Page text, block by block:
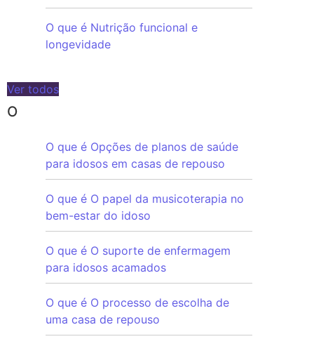
O que é Nutrição funcional e
longevidade
Ver todos
O
O que é Opções de planos de saúde
para idosos em casas de repouso
O que é O papel da musicoterapia no
bem-estar do idoso
O que é O suporte de enfermagem
para idosos acamados
O que é O processo de escolha de
uma casa de repouso